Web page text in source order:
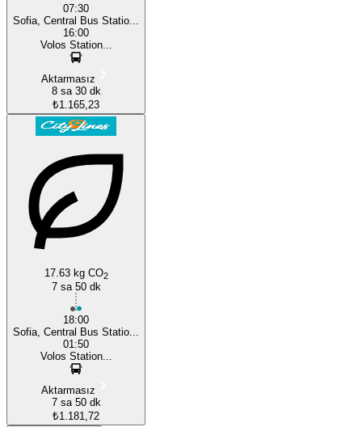
07:30
Sofia, Central Bus Statio...
16:00
Volos Station...
Aktarmasız
8 sa 30 dk
₺1.165,23
17.63 kg CO2
7 sa 50 dk
18:00
Sofia, Central Bus Statio...
01:50
Volos Station...
Aktarmasız
7 sa 50 dk
₺1.181,72